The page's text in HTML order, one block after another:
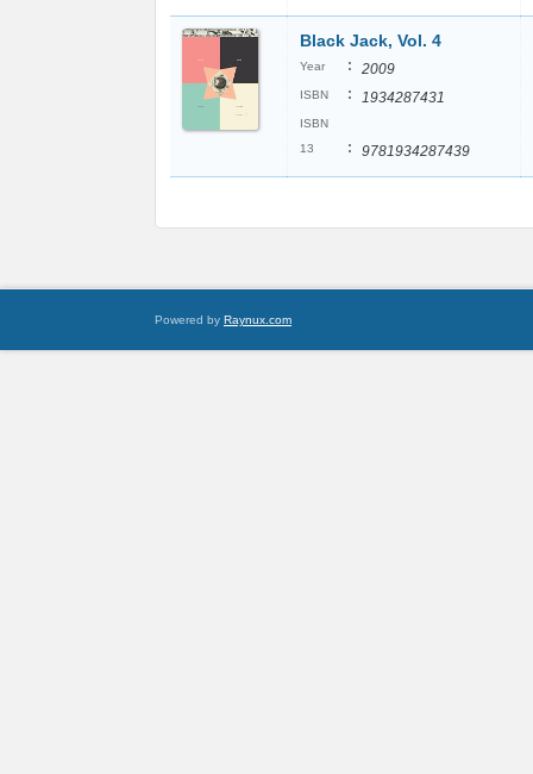
Black Jack, Vol. 4
Year : 2009
ISBN : 1934287431
ISBN
13
: 9781934287439
Powered by Raynux.com